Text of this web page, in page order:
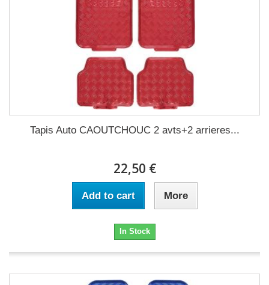
Tapis Auto CAOUTCHOUC 2 avts+2 arrieres...
22,50 €
Add to cart More
In Stock